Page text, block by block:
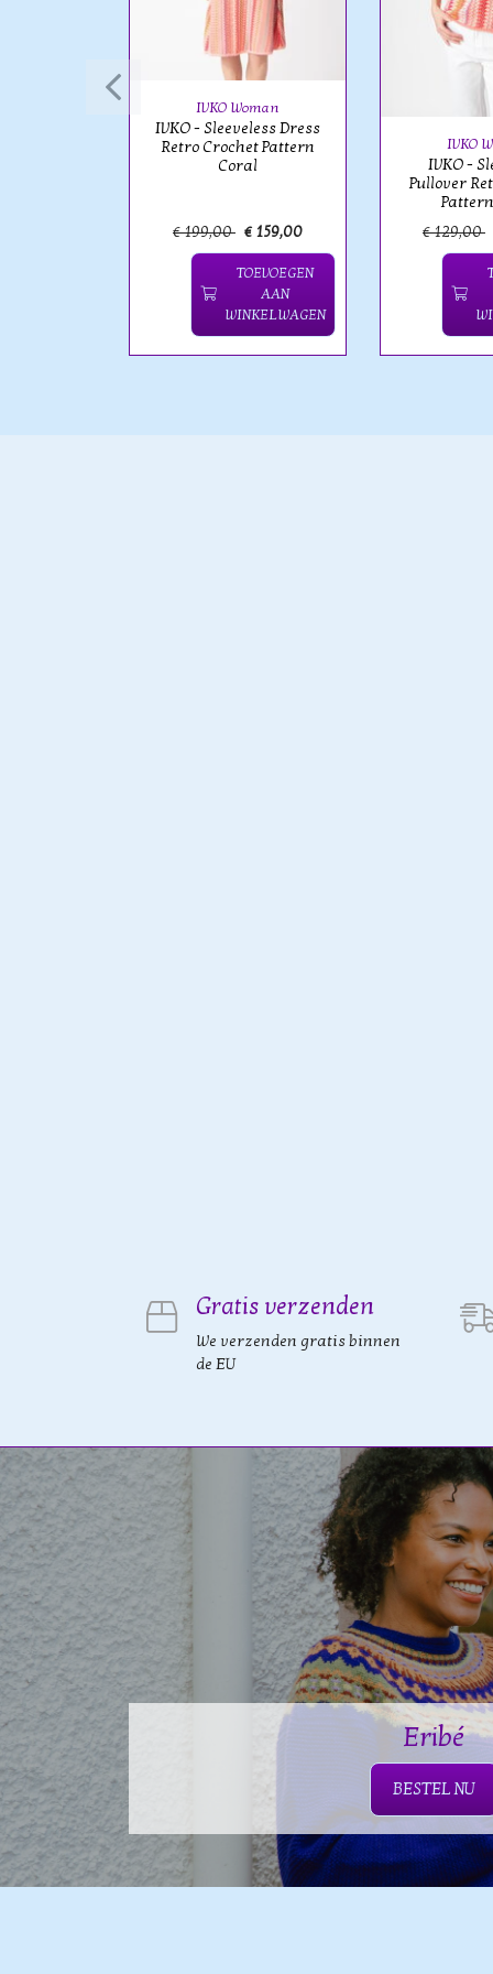
IVKO Woman
IVKO - Sleeveless Dress
Retro Crochet Pattern
Coral
€ 199,00 € 159,00
TOEVOEGEN
AAN
WINKELWAGEN
IVKO
IVKO -
Pullover
€ 129,00
Gratis verzenden
We verzenden gratis binnen
de EU
Eribé
BESTEL NU